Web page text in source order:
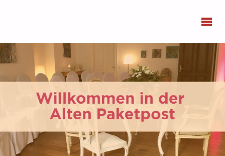
FEMMES